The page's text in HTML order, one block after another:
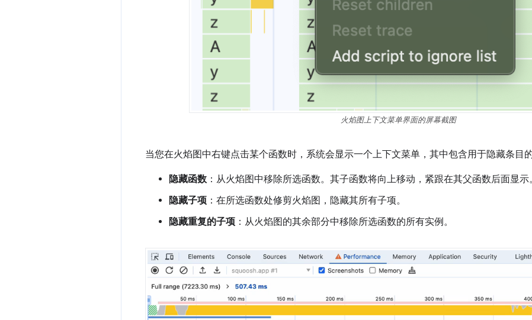
火焰图上下文菜单界面的屏幕截图
当您在火焰图中右键点击某个函数时，系统会显示一个上下文菜单，其中包含用于隐藏条目
隐藏函数 ：从火焰图中移除所选函数。其子函数将向上移动，紧跟在其父函数后面显示。
隐藏子项 ：在所选函数处修剪火焰图，隐藏其所有子项。
隐藏重复的子项 ：从火焰图的其余部分中移除所选函数的所有实例。